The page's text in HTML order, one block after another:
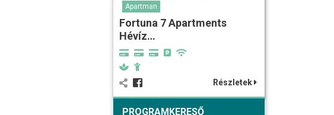
Apartman
Fortuna 7 Apartments
Hévíz…
Részletek
PROGRAMKERESŐ